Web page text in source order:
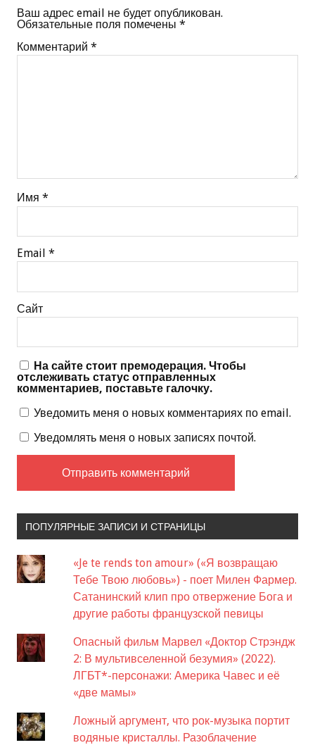
Ваш адрес email не будет опубликован.
Обязательные поля помечены *
Комментарий *
Имя *
Email *
Сайт
На сайте стоит премодерация. Чтобы
отслеживать статус отправленных
комментариев, поставьте галочку.
Уведомить меня о новых комментариях по email.
Уведомлять меня о новых записях почтой.
ПОПУЛЯРНЫЕ ЗАПИСИ И СТРАНИЦЫ
«Je te rends ton amour» («Я возвращаю
Тебе Твою любовь») - поет Милен Фармер.
Сатанинский клип про отвержение Бога и
другие работы французской певицы
Опасный фильм Марвел «Доктор Стрэндж
2: В мультивселенной безумия» (2022).
ЛГБТ*-персонажи: Америка Чавес и её
«две мамы»
Ложный аргумент, что рок-музыка портит
водяные кристаллы. Разоблачение